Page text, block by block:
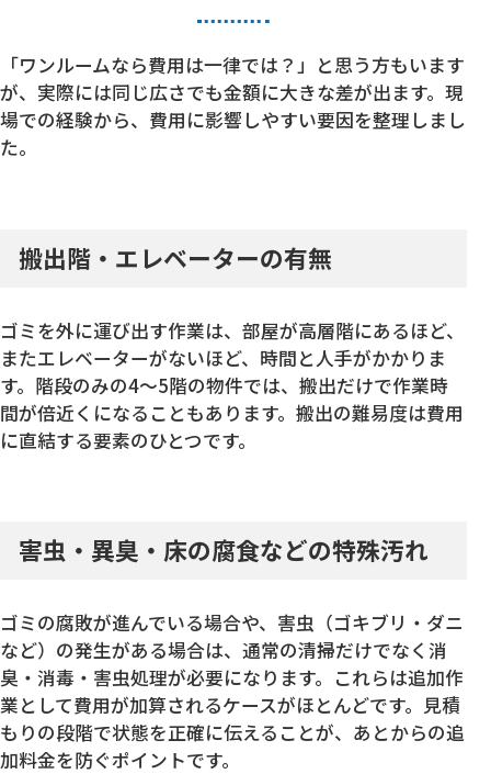
「ワンルームなら費用は一律では？」と思う方もいます
が、実際には同じ広さでも金額に大きな差が出ます。現
場での経験から、費用に影響しやすい要因を整理しまし
た。
搬出階・エレベーターの有無
ゴミを外に運び出す作業は、部屋が高層階にあるほど、
またエレベーターがないほど、時間と人手がかかりま
す。階段のみの4〜5階の物件では、搬出だけで作業時
間が倍近くになることもあります。搬出の難易度は費用
に直結する要素のひとつです。
害虫・異臭・床の腐食などの特殊汚れ
ゴミの腐敗が進んでいる場合や、害虫（ゴキブリ・ダニ
など）の発生がある場合は、通常の清掃だけでなく消
臭・消毒・害虫処理が必要になります。これらは追加作
業として費用が加算されるケースがほとんどです。見積
もりの段階で状態を正確に伝えることが、あとからの追
加料金を防ぐポイントです。